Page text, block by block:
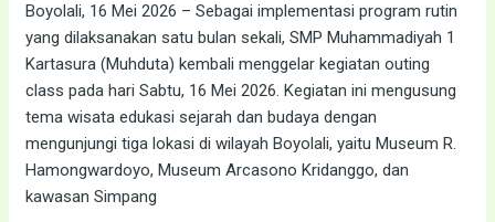
Boyolali, 16 Mei 2026 – Sebagai implementasi program rutin
yang dilaksanakan satu bulan sekali, SMP Muhammadiyah 1
Kartasura (Muhduta) kembali menggelar kegiatan outing
class pada hari Sabtu, 16 Mei 2026. Kegiatan ini mengusung
tema wisata edukasi sejarah dan budaya dengan
mengunjungi tiga lokasi di wilayah Boyolali, yaitu Museum R.
Hamongwardoyo, Museum Arcasono Kridanggo, dan
kawasan Simpang